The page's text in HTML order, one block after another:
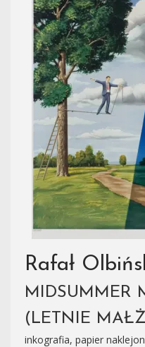
Rafał
MIDSUMMER
(LETNIE
inkografia, papier